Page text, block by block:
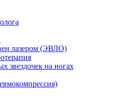
лазером (ЭВЛО)
звездочек на ногах